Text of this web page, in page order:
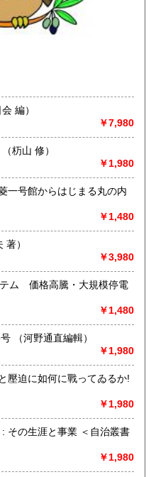
書をお届けします。
のイメージ、
ご参考にしてください。
紙画像は書籍情報下部にご
により差異が生じます。
・年末年始休暇
ていませんか?】 古書買取
ど、幅広いジャンルに対
入った本、古い本も大歓
定・買取いたします。
。詳細はご連絡ください。
命日会 編）
￥7,980
放射性廃棄物処分の原則と基礎 （杤山 修）
￥1,980
一号館からはじまる丸の内
￥1,480
康夫 著）
￥3,980
ム 価格高騰・大規模停電
￥1,480
内閣諸省靜岡縣公報全誌 第26号 （河野通直編輯）
￥1,980
壓迫に如何に戰ってゐるか!
￥1,980
その生涯と事業 ＜自治叢書
￥1,980